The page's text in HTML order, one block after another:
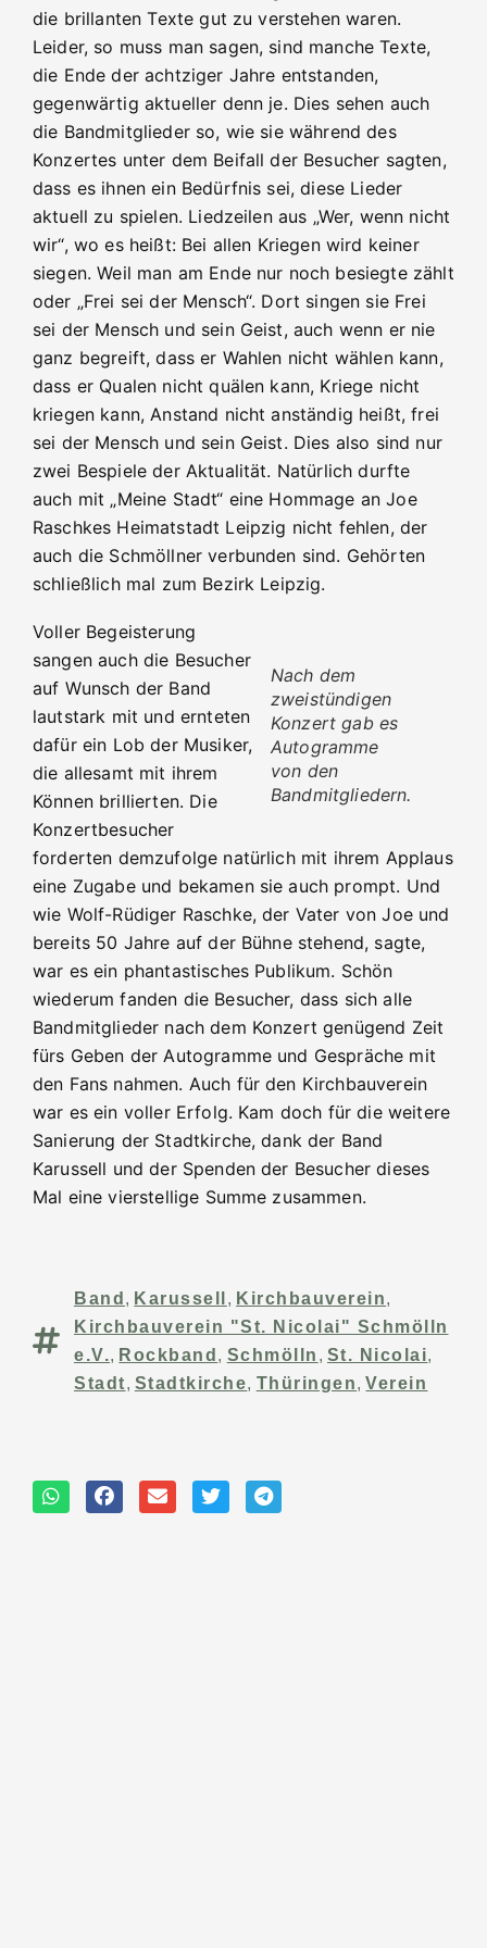
die brillanten Texte gut zu verstehen waren.
Leider, so muss man sagen, sind manche Texte,
die Ende der achtziger Jahre entstanden,
gegenwärtig aktueller denn je. Dies sehen auch
die Bandmitglieder so, wie sie während des
Konzertes unter dem Beifall der Besucher sagten,
dass es ihnen ein Bedürfnis sei, diese Lieder
aktuell zu spielen. Liedzeilen aus „Wer, wenn nicht
wir“, wo es heißt: Bei allen Kriegen wird keiner
siegen. Weil man am Ende nur noch besiegte zählt
oder „Frei sei der Mensch“. Dort singen sie Frei
sei der Mensch und sein Geist, auch wenn er nie
ganz begreift, dass er Wahlen nicht wählen kann,
dass er Qualen nicht quälen kann, Kriege nicht
kriegen kann, Anstand nicht anständig heißt, frei
sei der Mensch und sein Geist. Dies also sind nur
zwei Bespiele der Aktualität. Natürlich durfte
auch mit „Meine Stadt“ eine Hommage an Joe
Raschkes Heimatstadt Leipzig nicht fehlen, der
auch die Schmöllner verbunden sind. Gehörten
schließlich mal zum Bezirk Leipzig.
Nach dem
zweistündigen
Konzert gab es
Autogramme
von den
Bandmitgliedern.
Voller Begeisterung
sangen auch die Besucher
auf Wunsch der Band
lautstark mit und ernteten
dafür ein Lob der Musiker,
die allesamt mit ihrem
Können brillierten. Die
Konzertbesucher
forderten demzufolge natürlich mit ihrem Applaus
eine Zugabe und bekamen sie auch prompt. Und
wie Wolf-Rüdiger Raschke, der Vater von Joe und
bereits 50 Jahre auf der Bühne stehend, sagte,
war es ein phantastisches Publikum. Schön
wiederum fanden die Besucher, dass sich alle
Bandmitglieder nach dem Konzert genügend Zeit
fürs Geben der Autogramme und Gespräche mit
den Fans nahmen. Auch für den Kirchbauverein
war es ein voller Erfolg. Kam doch für die weitere
Sanierung der Stadtkirche, dank der Band
Karussell und der Spenden der Besucher dieses
Mal eine vierstellige Summe zusammen.
Band , Karussell , Kirchbauverein,
Kirchbauverein "St. Nicolai" Schmölln
e.V., Rockband , Schmölln , St. Nicolai,
Stadt, Stadtkirche, Thüringen,Verein